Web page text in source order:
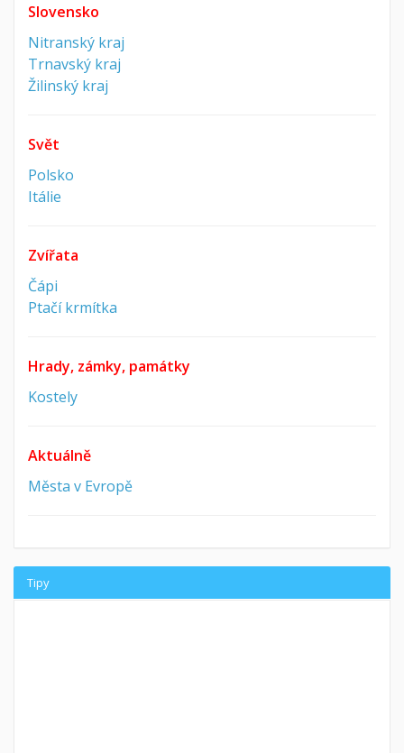
Slovensko
Nitranský kraj
Trnavský kraj
Žilinský kraj
Svět
Polsko
Itálie
Zvířata
Čápi
Ptačí krmítka
Hrady, zámky, památky
Kostely
Aktuálně
Města v Evropě
Tipy